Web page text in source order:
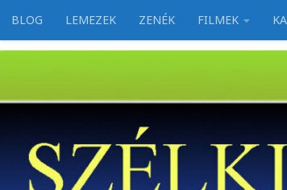
Skip to content
BLOG LEMEZEK ZENÉK FILMEK